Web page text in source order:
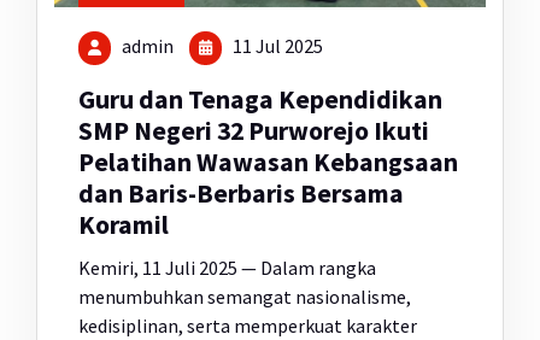
admin 11 Jul 2025
Guru dan Tenaga Kependidikan
SMP Negeri 32 Purworejo Ikuti
Pelatihan Wawasan Kebangsaan
dan Baris-Berbaris Bersama
Koramil
Kemiri, 11 Juli 2025 — Dalam rangka
menumbuhkan semangat nasionalisme,
kedisiplinan, serta memperkuat karakter